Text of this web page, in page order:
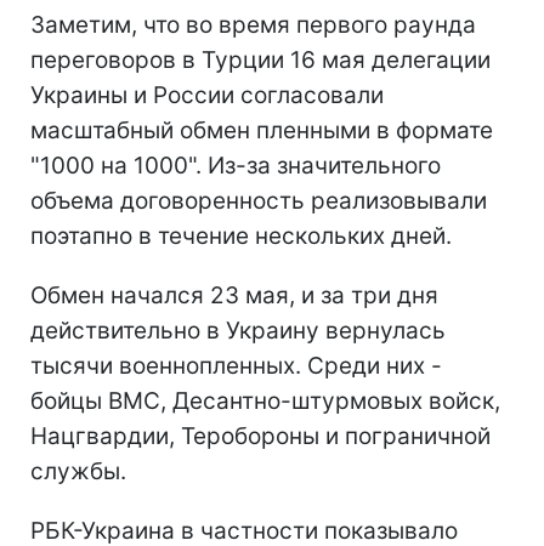
Заметим, что во время первого раунда
переговоров в Турции 16 мая делегации
Украины и России согласовали
масштабный обмен пленными в формате
"1000 на 1000". Из-за значительного
объема договоренность реализовывали
поэтапно в течение нескольких дней.
Обмен начался 23 мая, и за три дня
действительно в Украину вернулась
тысячи военнопленных. Среди них -
бойцы ВМС, Десантно-штурмовых войск,
Нацгвардии, Теробороны и пограничной
службы.
РБК-Украина в частности показывало